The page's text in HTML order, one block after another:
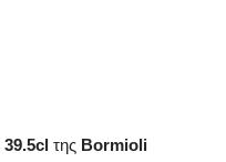
της Bormioli